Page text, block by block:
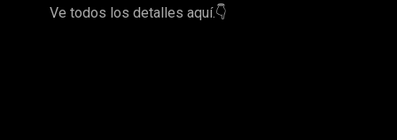
Ve todos los detalles aquí.👇